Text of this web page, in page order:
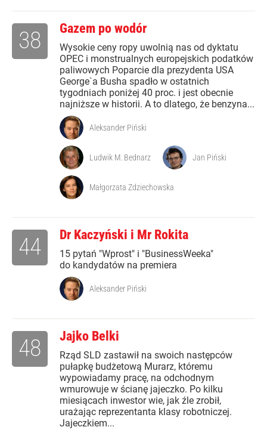
Gazem po wodór
Wysokie ceny ropy uwolnią nas od dyktatu
OPEC i monstrualnych europejskich podatków
paliwowych Poparcie dla prezydenta USA
George`a Busha spadło w ostatnich
tygodniach poniżej 40 proc. i jest obecnie
najniższe w historii. A to dlatego, że benzyna...
38
Aleksander Piński
Ludwik M. Bednarz Jan Piński
Małgorzata Zdziechowska
Dr Kaczyński i Mr Rokita
15 pytań "Wprost" i "BusinessWeeka"
do kandydatów na premiera
44
Aleksander Piński
Jajko Belki
Rząd SLD zastawił na swoich następców
pułapkę budżetową Murarz, któremu
wypowiadamy pracę, na odchodnym
wmurowuje w ścianę jajeczko. Po kilku
miesiącach inwestor wie, jak źle zrobił,
urażając reprezentanta klasy robotniczej.
Jajeczkiem...
48